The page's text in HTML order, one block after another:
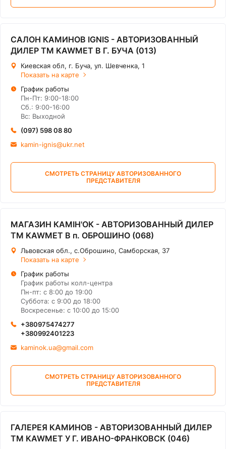
САЛОН КАМИНОВ IGNIS - АВТОРИЗОВАННЫЙ
ДИЛЕР ТМ KAWMET В Г. БУЧА (013)
Киевская обл, г. Буча, ул. Шевченка, 1
Показать на карте
График работы
Пн-Пт: 9:00-18:00
Сб.: 9:00-16:00
Вс: Выходной
(097) 598 08 80
kamin-ignis@ukr.net
СМОТРЕТЬ СТРАНИЦУ АВТОРИЗОВАННОГО
ПРЕДСТАВИТЕЛЯ
МАГАЗИН КАМІН'ОК - АВТОРИЗОВАННЫЙ ДИЛЕР
ТМ KAWMET В п. ОБРОШИНО (068)
Львовская обл., с.Оброшино, Самборская, 37
Показать на карте
График работы
График работы колл-центра
Пн-пт: с 8:00 до 19:00
Суббота: с 9:00 до 18:00
Воскресенье: с 10:00 до 15:00
+380975474277
+380992401223
kaminok.ua@gmail.com
СМОТРЕТЬ СТРАНИЦУ АВТОРИЗОВАННОГО
ПРЕДСТАВИТЕЛЯ
ГАЛЕРЕЯ КАМИНОВ - АВТОРИЗОВАННЫЙ ДИЛЕР
ТМ KAWMET У Г. ИВАНО-ФРАНКОВСК (046)